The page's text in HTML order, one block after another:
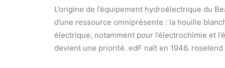
L’origine de l’équipement hydroélectrique du
d’une ressource omniprésente : la houille
électrique, notamment pour l’électrochimie et
devient une priorité. edF naît en 1946.